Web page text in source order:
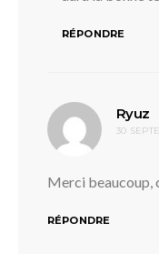
RÉPONDRE
Ryuz
30
Merci beaucoup,
RÉPONDRE